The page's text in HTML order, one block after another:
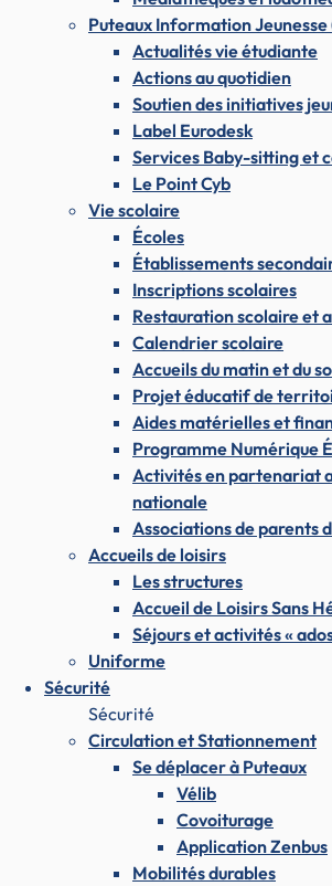
Puteaux Information Jeunesse
Actualités vie étudiante
Actions au quotidien
Soutien des initiatives
Label Eurodesk
Services Baby-sitting et
Le Point Cyb
Vie scolaire
Écoles
Établissements
Inscriptions scolaires
Restauration scolaire et
Calendrier scolaire
Accueils du matin et du
Projet éducatif de
Aides matérielles et
Programme Numérique
Activités en partenariat
nationale
Associations de parents
Accueils de loisirs
Les structures
Accueil de Loisirs Sans
Séjours et activités «
Uniforme
Sécurité
Sécurité
Circulation et Stationnement
Se déplacer à Puteaux
Vélib
Covoiturage
Application Zenbus
Mobilités durables